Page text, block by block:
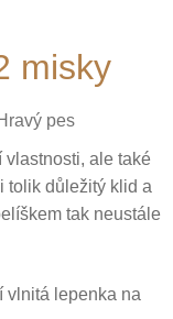
misky
pes
vlastnosti, ale také
tolik důležitý klid a
tak neustále
vlnitá lepenka na